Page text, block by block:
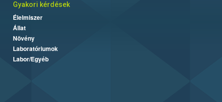
Gyakori kérdések
Élelmiszer
Állat
Növény
Laboratóriumok
Labor/Egyéb